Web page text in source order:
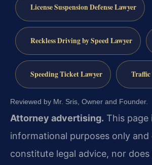
License Suspension Defense Lawyer
Reckless Driving by Speed Lawyer
Speeding Ticket Lawyer
Reviewed by Mr. Sris, Owner and Founder.
Attorney advertising. This page
informational purposes only and
constitute legal advice, nor does